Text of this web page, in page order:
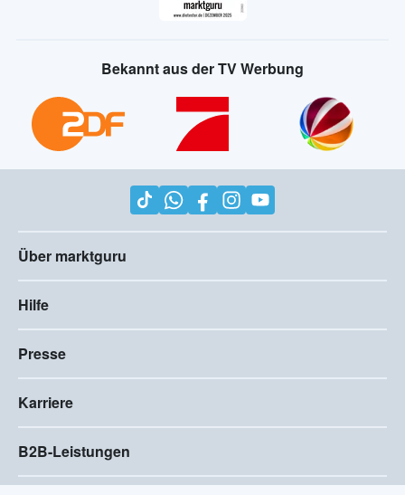
Bekannt aus der TV Werbung
Über marktguru
Hilfe
Presse
Karriere
B2B-Leistungen